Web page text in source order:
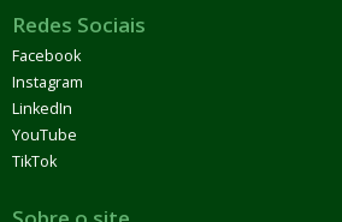
Redes Sociais
Facebook
Instagram
LinkedIn
YouTube
TikTok